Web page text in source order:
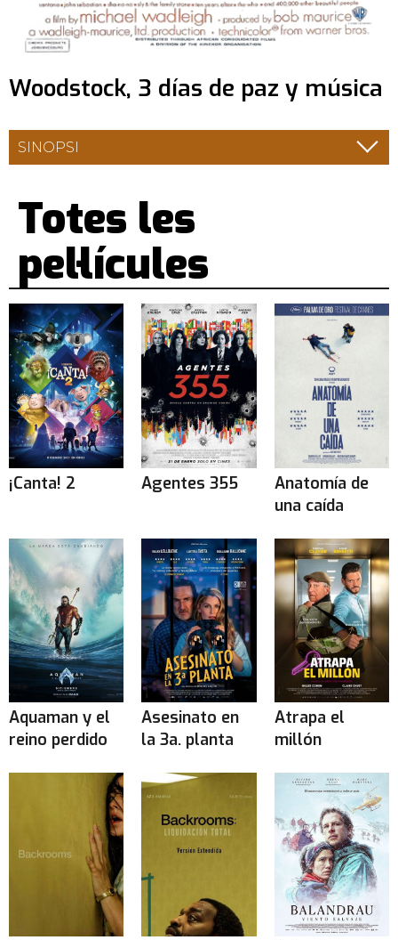
Woodstock, 3 días de paz y música
SINOPSI
Totes les
pel·lícules
¡Canta! 2 Agentes 355
Anatomía de
una caída
Aquaman y el
reino perdido
Asesinato en
la 3a. planta
Atrapa el
millón